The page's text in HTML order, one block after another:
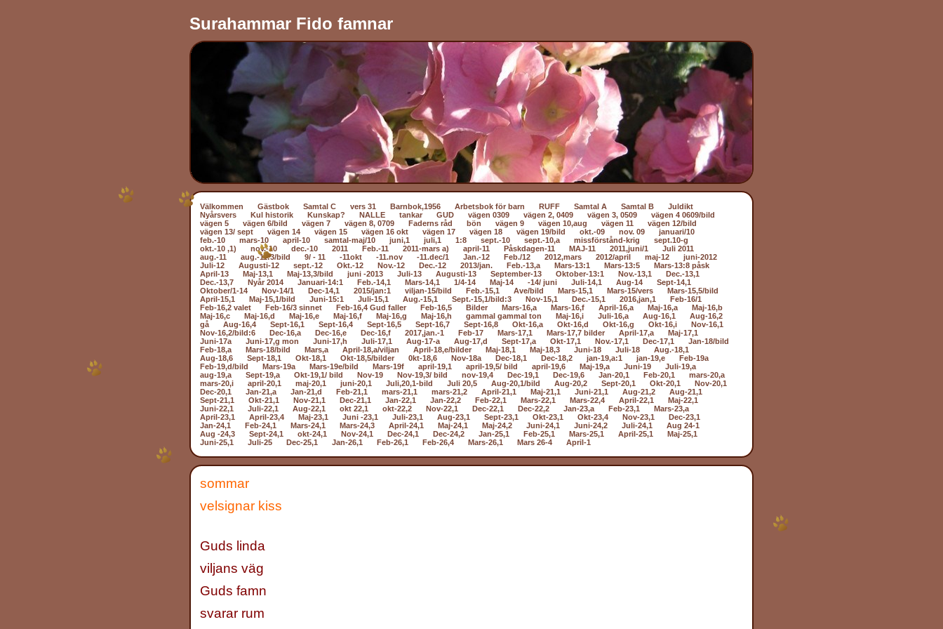
Surahammar Fido famnar
Välkommen Gästbok Samtal C vers 31 Barnbok,1956 Arbetsbok för barn RUFF Samtal A Samtal B
Juldikt
Nyårsvers
Kul historik Kunskap? NALLE tankar GUD vägen 0309 vägen 2, 0409 vägen 3, 0509
vägen 4 0609/bild
vägen 5
vägen 6/bild vägen 7 vägen 8, 0709 Faderns råd bön vägen 9 vägen 10,aug vägen 11
vägen 12/bild
vägen 13/ sept
vägen 14 vägen 15 vägen 16 okt vägen 17 vägen 18 vägen 19/bild okt.-09 nov. 09
januari/10
feb.-10
mars-10 april-10 samtal-maj/10 juni,1 juli,1 1:8 sept.-10 sept.-10,a missförstånd-krig
sept.10-g
okt.-10 ,1)
nov.-10 dec.-10 2011 Feb.-11 2011-mars a) april-11 Påskdagen-11 MAJ-11 2011,juni/1
Juli 2011
aug.-11
aug.-11:3/bild 9/ - 11 -11okt -11.nov -11.dec/1 Jan.-12 Feb./12 2012,mars 2012/april maj-12
juni-2012
Juli-12
Augusti-12 sept.-12 Okt.-12 Nov.-12 Dec.-12 2013/jan. Feb.-13,a Mars-13:1 Mars-13:5
Mars-13:8 påsk
April-13
Maj-13,1 Maj-13,3/bild juni -2013 Juli-13 Augusti-13 September-13 Oktober-13:1 Nov.-13,1
Dec.-13,1
Dec.-13,7
Nyår 2014 Januari-14:1 Feb.-14,1 Mars-14,1 1/4-14 Maj-14 -14/ juni Juli-14,1 Aug-14
Sept-14,1
Oktober/1-14
Nov-14/1 Dec-14,1 2015/jan:1 viljan-15/bild Feb.-15,1 Ave/bild Mars-15,1 Mars-15/vers
Mars-15,5/bild
April-15,1
Maj-15,1/bild Juni-15:1 Juli-15,1 Aug.-15,1 Sept.-15,1/bild:3 Nov-15,1 Dec.-15,1 2016,jan,1
Feb-16/1
Feb-16,2 valet
Feb-16/3 sinnet Feb-16,4 Gud faller Feb-16,5 Bilder Mars-16,a Mars-16,f April-16,a Maj-16,a
Maj-16,b
Maj-16,c
Maj-16,d Maj-16,e Maj-16,f Maj-16,g Maj-16,h gammal gammal ton Maj-16,i Juli-16,a Aug-16,1
Aug-16,2
gå
Aug-16,4 Sept-16,1 Sept-16,4 Sept-16,5 Sept-16,7 Sept-16,8 Okt-16,a Okt-16,d Okt-16,g Okt-16,i
Nov-16,1
Nov-16,2/bild:6
Dec-16,a Dec-16,e Dec-16,f 2017,jan.-1 Feb-17 Mars-17,1 Mars-17,7 bilder April-17,a
Maj-17,1
Juni-17a
Juni-17,g mon Juni-17,h Juli-17,1 Aug-17-a Aug-17,d Sept-17,a Okt-17,1 Nov.-17,1 Dec-17,1
Jan-18/bild
Feb-18,a
Mars-18/bild Mars,a April-18,a/viljan April-18,e/bilder Maj-18,1 Maj-18,3 Juni-18 Juli-18
Aug.-18,1
Aug-18,6
Sept-18,1 Okt-18,1 Okt-18,5/bilder 0kt-18,6 Nov-18a Dec-18,1 Dec-18,2 jan-19,a:1 jan-19,e
Feb-19a
Feb-19,d/bild
Mars-19a Mars-19e/bild Mars-19f april-19,1 april-19,5/ bild april-19,6 Maj-19,a Juni-19
Juli-19,a
aug-19,a
Sept-19,a Okt-19,1/ bild Nov-19 Nov-19,3/ bild nov-19,4 Dec-19,1 Dec-19,6 Jan-20,1 Feb-20,1
mars-20,a
mars-20,i
april-20,1 maj-20,1 juni-20,1 Juli,20,1-bild Juli 20,5 Aug-20,1/bild Aug-20,2 Sept-20,1 Okt-20,1
Nov-20,1
Dec-20,1
Jan-21,a Jan-21,d Feb-21,1 mars-21,1 mars-21,2 April-21,1 Maj-21,1 Juni-21,1 Aug-21,2
Aug-21,1
Sept-21,1
Okt-21,1 Nov-21,1 Dec-21,1 Jan-22,1 Jan-22,2 Feb-22,1 Mars-22,1 Mars-22,4 April-22,1
Maj-22,1
Juni-22,1
Juli-22,1 Aug-22,1 okt 22,1 okt-22,2 Nov-22,1 Dec-22,1 Dec-22,2 Jan-23,a Feb-23,1
Mars-23,a
April-23,1
April-23,4 Maj-23,1 Juni -23,1 Juli-23,1 Aug-23,1 Sept-23,1 Okt-23,1 Okt-23,4 Nov-23,1
Dec-23,1
Jan-24,1
Feb-24,1 Mars-24,1 Mars-24,3 April-24,1 Maj-24,1 Maj-24,2 Juni-24,1 Juni-24,2 Juli-24,1
Aug 24-1
Aug -24,3
Sept-24,1 okt-24,1 Nov-24,1 Dec-24,1 Dec-24,2 Jan-25,1 Feb-25,1 Mars-25,1 April-25,1
Maj-25,1
Juni-25,1
Juli-25 Dec-25,1 Jan-26,1 Feb-26,1 Feb-26,4 Mars-26,1 Mars 26-4 April-1
sommar
velsignar kiss
Guds linda
viljans väg
Guds famn
svarar rum